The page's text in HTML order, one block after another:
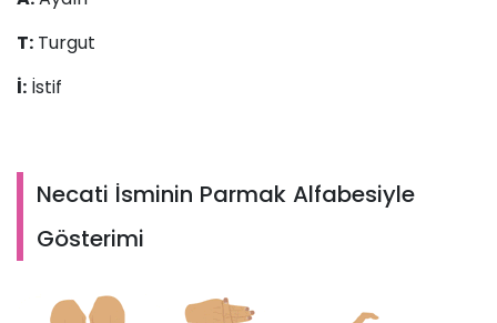
T: Turgut
İ: İstif
Necati İsminin Parmak Alfabesiyle
Gösterimi